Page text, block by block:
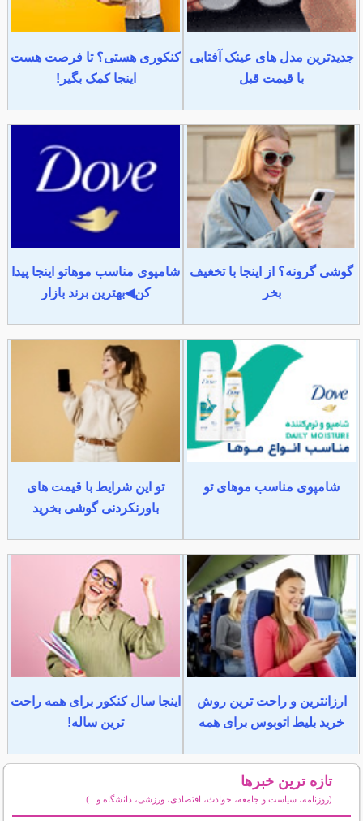
جدیدترین مدل های عینک آفتابی
با قیمت قبل
کنکوری هستی؟ تا فرصت هست
اینجا کمک بگیر!
گوشی گرونه؟ از اینجا با تخغیف
بخر
شامپوی مناسب موهاتو اینجا پیدا
کن◀بهترین برند بازار
شامپوی مناسب موهای تو
تو این شرایط با قیمت های
باورنکردنی گوشی بخرید
ارزانترین و راحت ترین روش
خرید بلیط اتوبوس برای همه
اینجا سال کنکور برای همه راحت
ترین ساله!
تازه ترین خبرها
(روزنامه، سیاست و جامعه، حوادث، اقتصادی، ورزشی، دانشگاه و...)